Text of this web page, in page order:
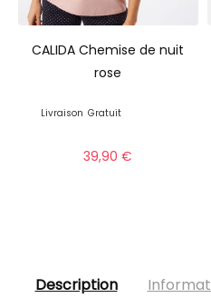
CALIDA Chemise de nuit
rose
Livraison Gratuit
39,90€
Description